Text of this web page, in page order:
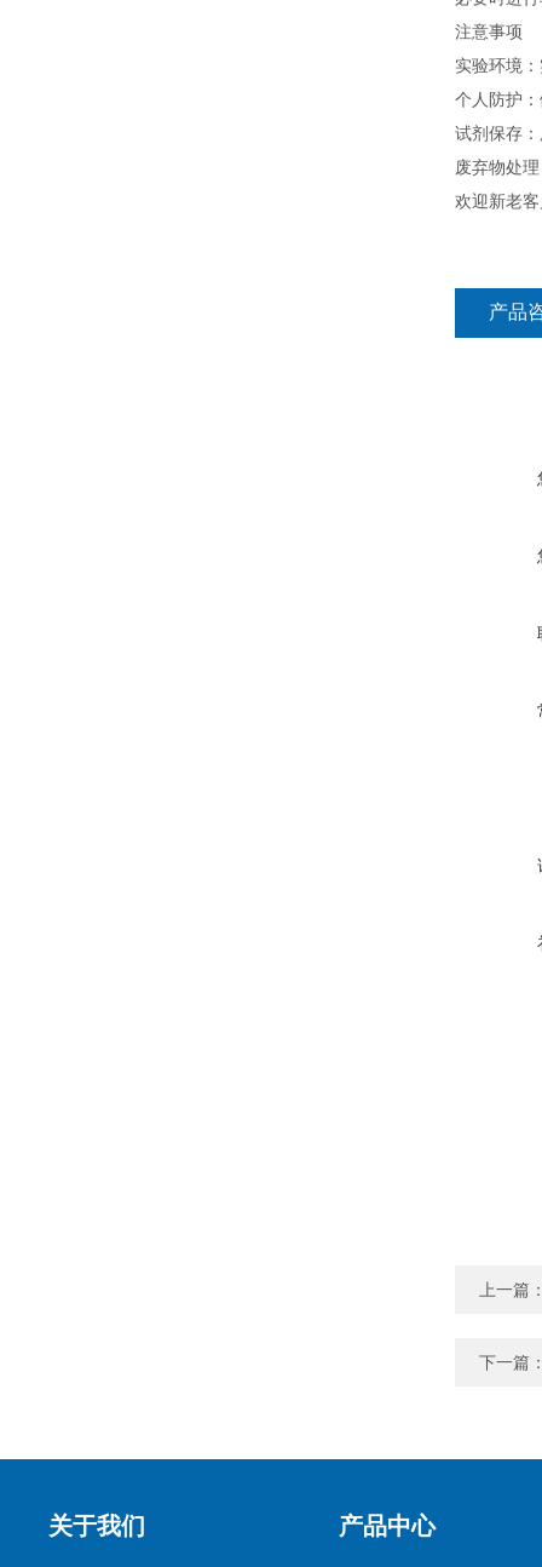
注意事项
实验环境
个人防护
试剂保存
废弃物处
欢迎新老
产品
上一篇
下一篇
关于我们 产品中心